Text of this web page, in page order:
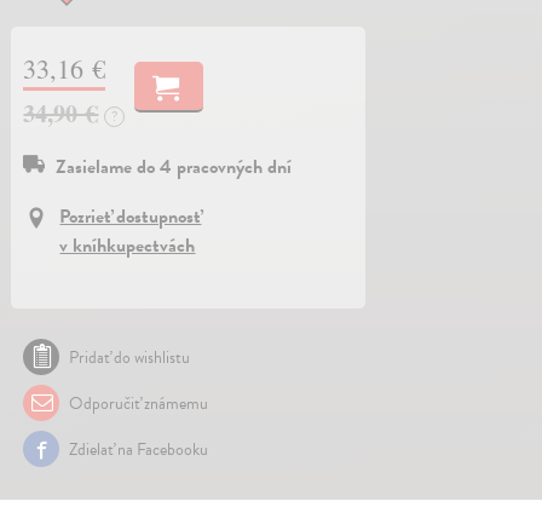
33,16 €
34,90 €
?
Zasielame do 4 pracovných dní
Pozrieť dostupnosť
v kníhkupectvách
Pridať do wishlistu
Odporučiť známemu
Zdielať na Facebooku